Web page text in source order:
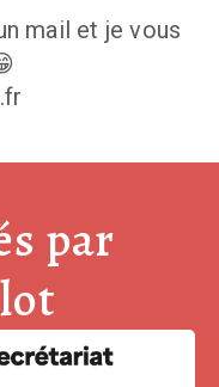
mail et je vous
par